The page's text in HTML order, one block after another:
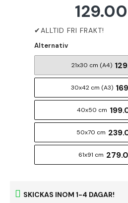
SKICKAS INOM 1-4 DAGAR!
Alternativ
21x30 cm (A4)
30x42 cm (A3)
40x50 cm
50x70 cm
61x91 cm